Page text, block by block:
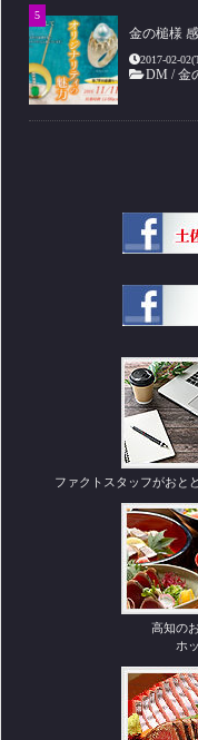
金の槌様
2017-02-
DM /金
ファクトスタッフがおと
高知の
ホ